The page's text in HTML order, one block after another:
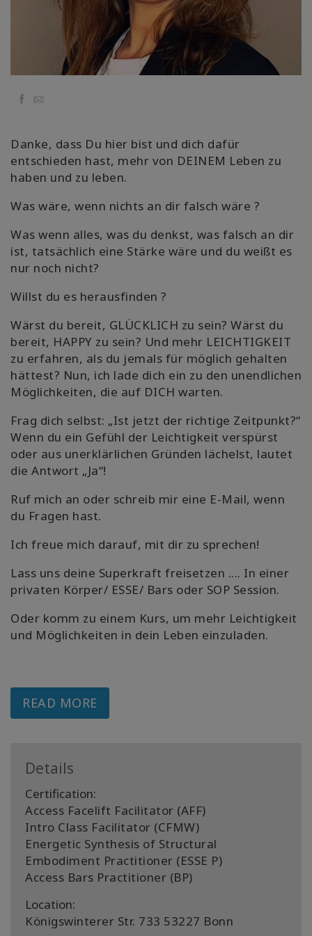
Koulutukset
Facilitators
CONTACT
SEARCH
Facebook
Email
Danke, dass Du hier bist und dich dafür
entschieden hast, mehr von DEINEM Leben zu
haben und zu leben.
Was wäre, wenn nichts an dir falsch wäre ?
Was wenn alles, was du denkst, was falsch an dir
ist, tatsächlich eine Stärke wäre und du weißt es
nur noch nicht?
Willst du es herausfinden ?
Wärst du bereit, GLÜCKLICH zu sein? Wärst du
bereit, HAPPY zu sein? Und mehr LEICHTIGKEIT
zu erfahren, als du jemals für möglich gehalten
hättest? Nun, ich lade dich ein zu den unendlichen
Möglichkeiten, die auf DICH warten.
Frag dich selbst: „Ist jetzt der richtige Zeitpunkt?“
Wenn du ein Gefühl der Leichtigkeit verspürst
oder aus unerklärlichen Gründen lächelst, lautet
die Antwort „Ja“!
Ruf mich an oder schreib mir eine E-Mail, wenn
du Fragen hast.
Ich freue mich darauf, mit dir zu sprechen!
Lass uns deine Superkraft freisetzen .... In einer
privaten Körper/ ESSE/ Bars oder SOP Session.
Oder komm zu einem Kurs, um mehr Leichtigkeit
und Möglichkeiten in dein Leben einzuladen.
READ MORE
Details
Certification:
Access Facelift Facilitator (AFF)
Intro Class Facilitator (CFMW)
Energetic Synthesis of Structural
Embodiment Practitioner (ESSE P)
Access Bars Practitioner (BP)
Location:
Königswinterer Str. 733 53227 Bonn